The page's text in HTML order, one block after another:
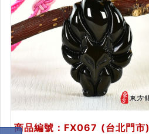
商品編號：FX067 (台北門市)